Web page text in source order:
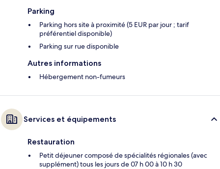
Parking
Parking hors site à proximité (5 EUR par jour ; tarif
préférentiel disponible)
Parking sur rue disponible
Autres informations
Hébergement non-fumeurs
Services et équipements
Restauration
Petit déjeuner composé de spécialités régionales (avec
supplément) tous les jours de 07 h 00 à 10 h 30